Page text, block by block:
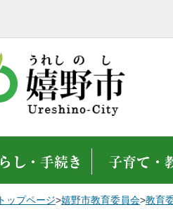
トップページ>嬉野市教育委員会>教育